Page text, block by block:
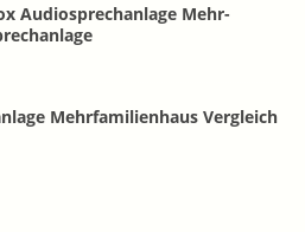
Audiosprechanlage Mehr-
Mehrfamilienhaus Vergleich